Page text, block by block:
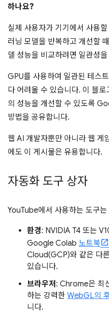
하나요?
실제 사용자가 기기에서 사용
러닝 모델을 반복하고 개선할
델 성능을 비교하려면 일관성
GPU를 사용하여 일관된 테스
다 어려울 수 있습니다. 이 블
의 성능을 개선할 수 있도록
방법을 공유합니다.
웹 AI 개발자뿐만 아니라 웹 게
에도 이 게시물은 유용합니다.
자동화 도구 상자
YouTube에서 사용하는 도구
환경: NVIDIA T4 또는
Google Colab 노트북
Cloud(GCP)와 같은 다
있습니다.
브라우저 : Chrome은 최
하는 강력한 WebGL의
니다.